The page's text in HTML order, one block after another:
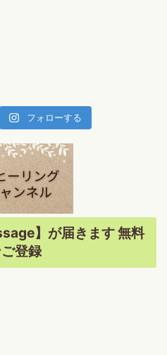
フォローする
】が届きます 無料
登録